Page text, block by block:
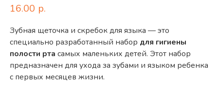
16.00 р.
Зубная щеточка и скребок для языка — это
специально разработанный набор для гигиены
полости рта самых маленьких детей. Этот набор
предназначен для ухода за зубами и языком ребенка
с первых месяцев жизни.